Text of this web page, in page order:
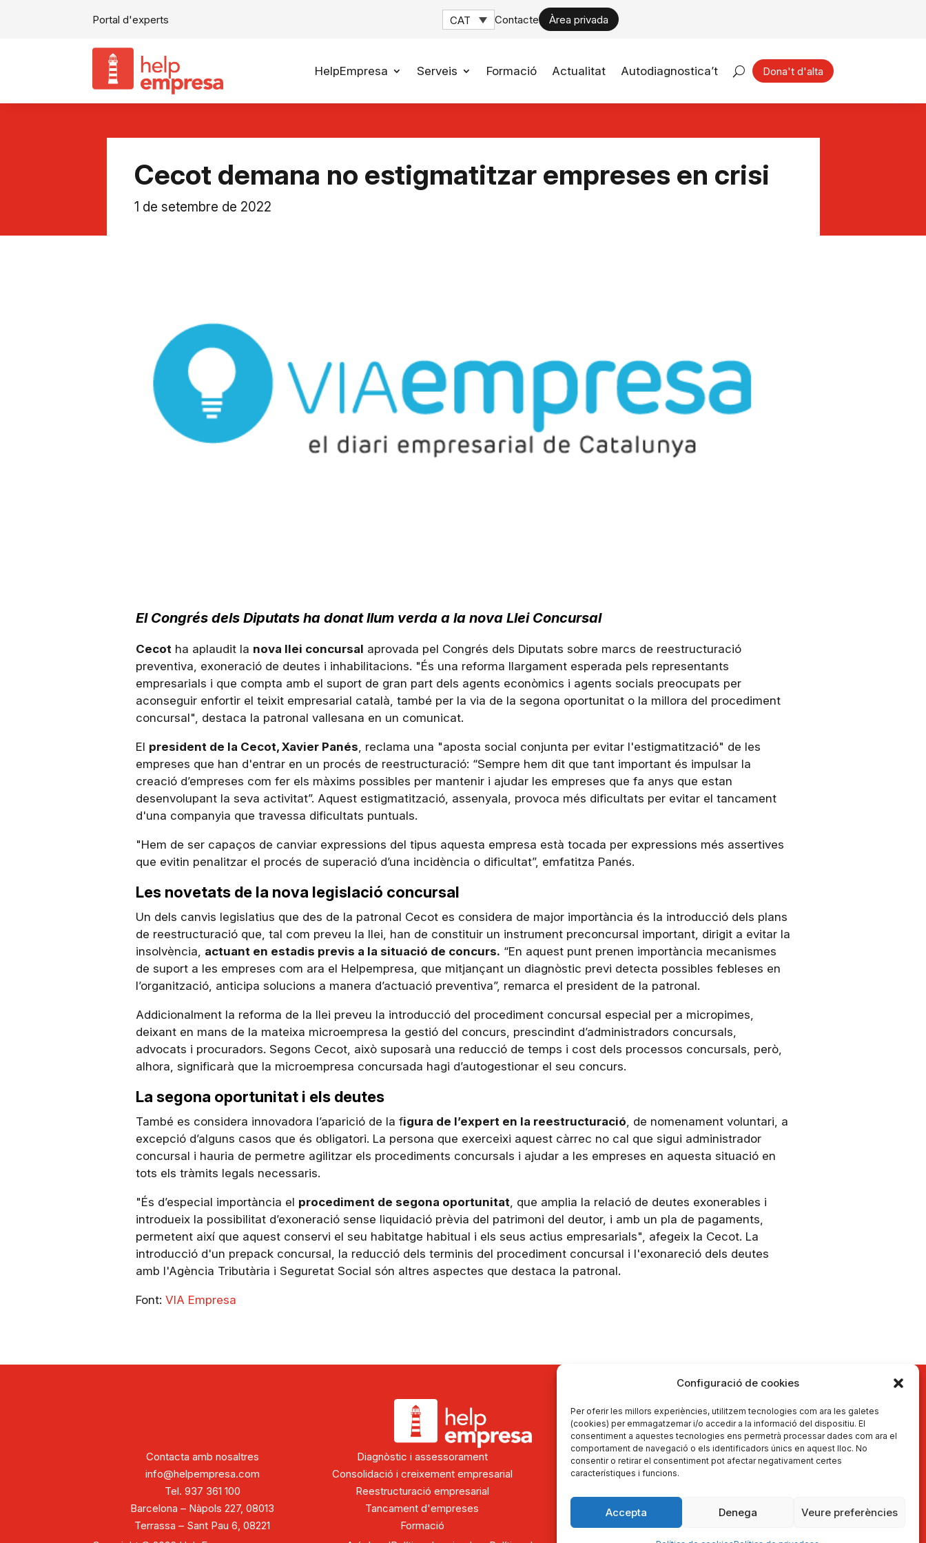
Configuració de cookies
Per oferir les millors experiències, utilitzem tecnologies com ara les galetes
(cookies) per emmagatzemar i/o accedir a la informació del dispositiu. El
consentiment a aquestes tecnologies ens permetrà processar dades com ara el
comportament de navegació o els identificadors únics en aquest lloc. No
consentir o retirar el consentiment pot afectar negativament certes
característiques i funcions.
Accepta Denega Veure preferències
Portal d'experts CAT Contacte Àrea privada
HelpEmpresa Serveis Formació Actualitat Autodiagnostica’t Dona't d'alta
Cecot demana no estigmatitzar empreses en crisi
1 de setembre de 2022
El Congrés dels Diputats ha donat llum verda a la nova Llei Concursal
Cecot ha aplaudit la nova llei concursal aprovada pel Congrés dels Diputats sobre marcs de reestructuració
preventiva, exoneració de deutes i inhabilitacions. "És una reforma llargament esperada pels representants
empresarials i que compta amb el suport de gran part dels agents econòmics i agents socials preocupats per
aconseguir enfortir el teixit empresarial català, també per la via de la segona oportunitat o la millora del procediment
concursal", destaca la patronal vallesana en un comunicat.
El president de la Cecot, Xavier Panés, reclama una "aposta social conjunta per evitar l'estigmatització" de les
empreses que han d'entrar en un procés de reestructuració: “Sempre hem dit que tant important és impulsar la
creació d’empreses com fer els màxims possibles per mantenir i ajudar les empreses que fa anys que estan
desenvolupant la seva activitat”. Aquest estigmatització, assenyala, provoca més dificultats per evitar el tancament
d'una companyia que travessa dificultats puntuals.
"Hem de ser capaços de canviar expressions del tipus aquesta empresa està tocada per expressions més assertives
que evitin penalitzar el procés de superació d’una incidència o dificultat”, emfatitza Panés.
Les novetats de la nova legislació concursal
Un dels canvis legislatius que des de la patronal Cecot es considera de major importància és la introducció dels plans
de reestructuració que, tal com preveu la llei, han de constituir un instrument preconcursal important, dirigit a evitar la
insolvència, actuant en estadis previs a la situació de concurs. “En aquest punt prenen importància mecanismes
de suport a les empreses com ara el Helpempresa, que mitjançant un diagnòstic previ detecta possibles febleses en
l’organització, anticipa solucions a manera d’actuació preventiva”, remarca el president de la patronal.
Addicionalment la reforma de la llei preveu la introducció del procediment concursal especial per a micropimes,
deixant en mans de la mateixa microempresa la gestió del concurs, prescindint d’administradors concursals,
advocats i procuradors. Segons Cecot, això suposarà una reducció de temps i cost dels processos concursals, però,
alhora, significarà que la microempresa concursada hagi d’autogestionar el seu concurs.
La segona oportunitat i els deutes
També es considera innovadora l’aparició de la figura de l’expert en la reestructuració, de nomenament voluntari, a
excepció d’alguns casos que és obligatori. La persona que exerceixi aquest càrrec no cal que sigui administrador
concursal i hauria de permetre agilitzar els procediments concursals i ajudar a les empreses en aquesta situació en
tots els tràmits legals necessaris.
"És d’especial importància el procediment de segona oportunitat, que amplia la relació de deutes exonerables i
introdueix la possibilitat d’exoneració sense liquidació prèvia del patrimoni del deutor, i amb un pla de pagaments,
permetent així que aquest conservi el seu habitatge habitual i els seus actius empresarials", afegeix la Cecot. La
introducció d'un prepack concursal, la reducció dels terminis del procediment concursal i l'exonareció dels deutes
amb l'Agència Tributària i Seguretat Social són altres aspectes que destaca la patronal.
Font: VIA Empresa
Contacta amb nosaltres
info@helpempresa.com
Tel. 937 361 100
Barcelona – Nàpols 227, 08013
Terrassa – Sant Pau 6, 08221
Diagnòstic i assessorament
Consolidació i creixement empresarial
Reestructuració empresarial
Tancament d'empreses
Formació
Actualitat
Autodiagnostica't
Portal d'Experts
Sobre HelpEmpresa